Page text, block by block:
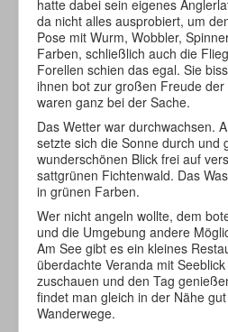
hatte dabei sein eigenes
da nicht alles ausprobiert, um
Pose mit Wurm, Wobbler,
Farben, schließlich auch die
Forellen schien das egal. Sie
ihnen bot zur großen Freude der
waren ganz bei der Sache.
Das Wetter war durchwachsen.
setzte sich die Sonne durch und
wunderschönen Blick frei auf
sattgrünen Fichtenwald. Das
in grünen Farben.
Wer nicht angeln wollte, dem
und die Umgebung andere
Am See gibt es ein kleines
überdachte Veranda mit
zuschauen und den Tag
findet man gleich in der Nähe
Wanderwege.